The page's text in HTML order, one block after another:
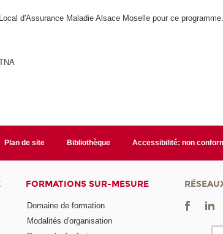
d'Assurance Maladie Alsace Moselle pour ce programme.
Plan de site Bibliothèque Accessibilité: non
FORMATIONS SUR-MESURE
Domaine de formation
Modalités d'organisation